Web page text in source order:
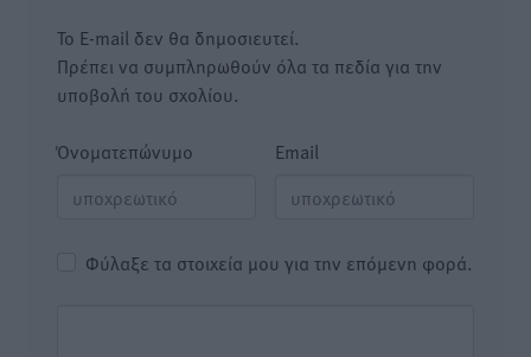
Το E-mail δεν θα δημοσιευτεί.
Πρέπει να συμπληρωθούν όλα τα πεδία για την
υποβολή του σχολίου.
Όνοματεπώνυμο Email
Φύλαξε τα στοιχεία μου για την επόμενη φορά.